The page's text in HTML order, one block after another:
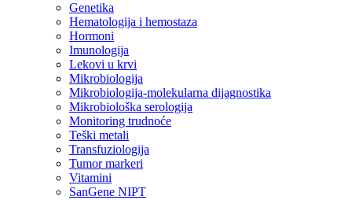
Genetika
Hematologija i hemostaza
Hormoni
Imunologija
Lekovi u krvi
Mikrobiologija
Mikrobiologija-molekularna dijagnostika
Mikrobiološka serologija
Monitoring trudnoće
Teški metali
Transfuziologija
Tumor markeri
Vitamini
SanGene NIPT